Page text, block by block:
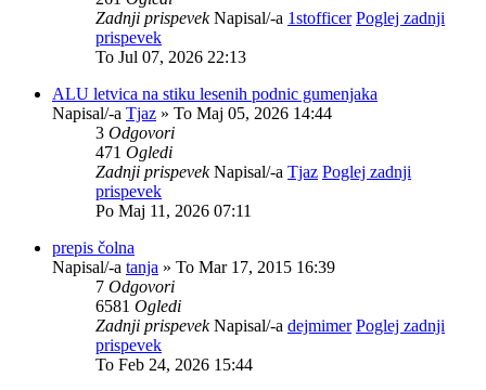
Zadnji prispevekNapisal/-a 1stofficer Poglej zadnji
prispevek
To Jul 07, 2026 22:13
ALU letvica na stiku lesenih podnic gumenjaka
Napisal/-a Tjaz » To Maj 05, 2026 14:44
3 Odgovori
471 Ogledi
Zadnji prispevekNapisal/-a Tjaz Poglej zadnji
prispevek
Po Maj 11, 2026 07:11
prepis čolna
Napisal/-a tanja » To Mar 17, 2015 16:39
7 Odgovori
6581 Ogledi
Zadnji prispevekNapisal/-a dejmimer Poglej zadnji
prispevek
To Feb 24, 2026 15:44